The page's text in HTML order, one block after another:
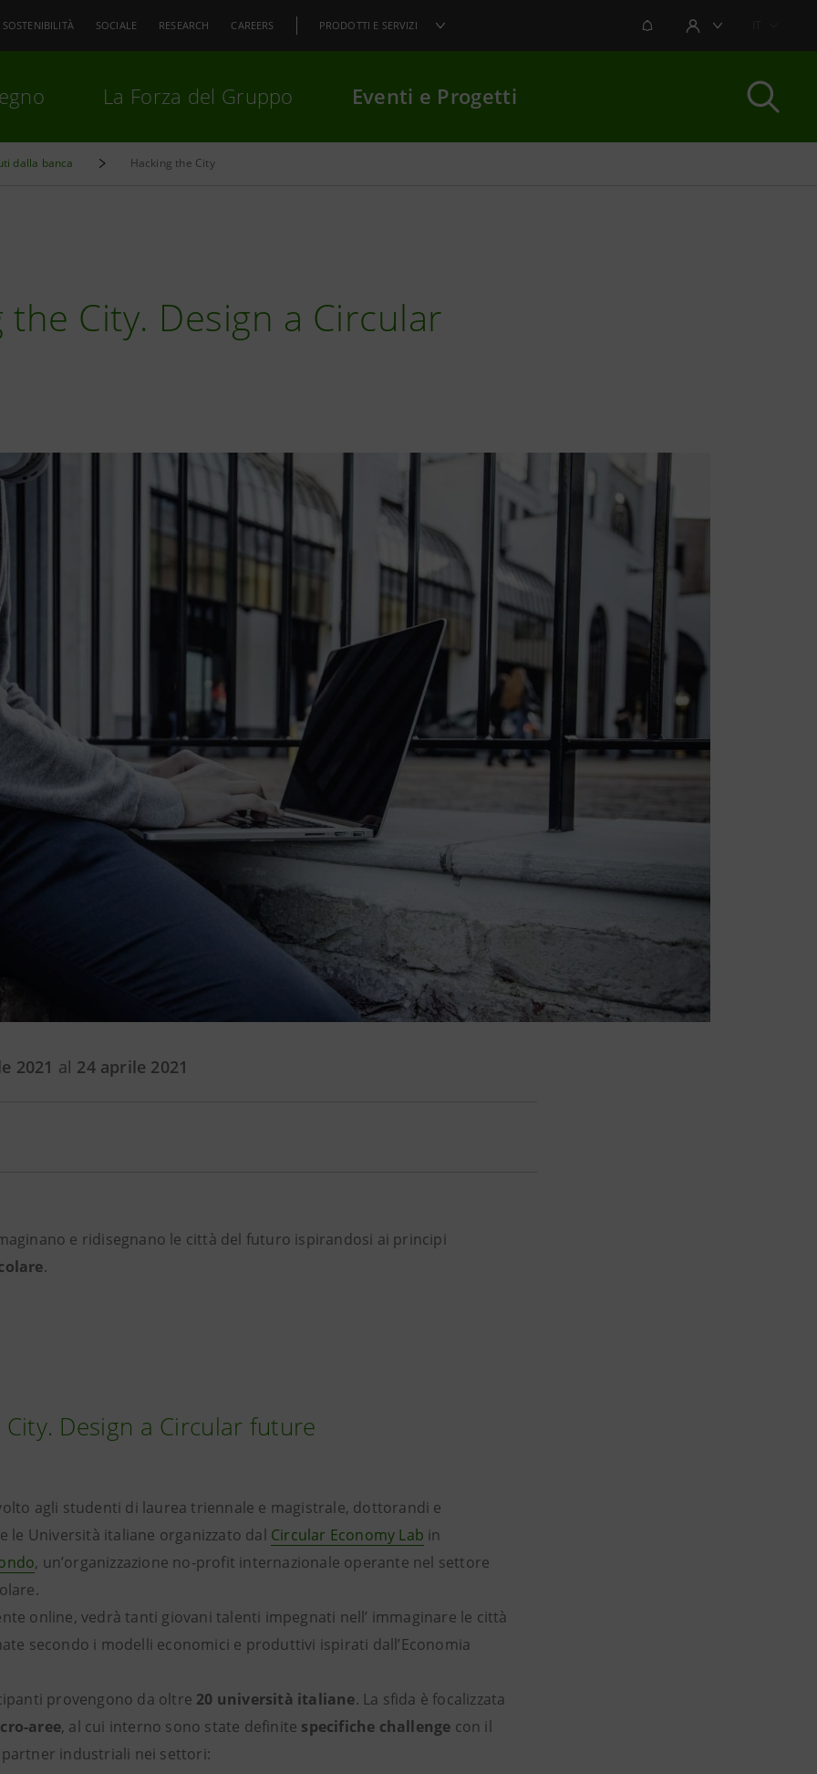
SOSTENIBILITÀ SOCIALE RESEARCH CAREERS PRODOTTI E SERVIZI NOTIFICHEAREA UTENTE
La Forza del Gruppo Eventi e Progetti
dalla banca Hacking the City
the City. Design a Circular
2021 al 24 aprile 2021
e ridisegnano le città del futuro ispirandosi ai principi
.
Design a Circular future
agli studenti di laurea triennale e magistrale, dottorandi e
le Università italiane organizzato dal Circular Economy Lab in
, un’organizzazione no-profit internazionale operante nel settore
online, vedrà tanti giovani talenti impegnati nell’ immaginare le città
secondo i modelli economici e produttivi ispirati dall’Economia
provengono da oltre 20 università italiane. La sfida è focalizzata
aree, al cui interno sono state definite specifiche challenge con il
industriali nei settori: